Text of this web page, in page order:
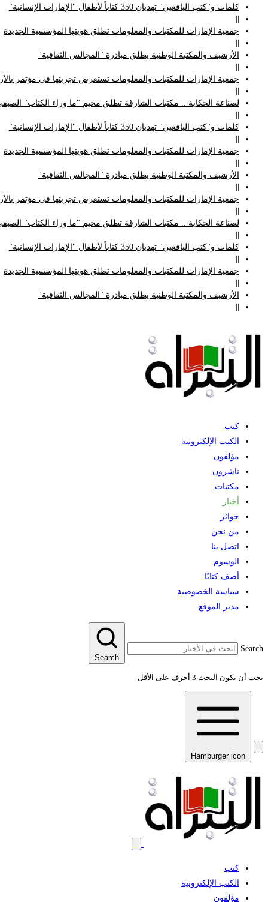
كلمات و"كتب اليافعين" تهديان 350 كتاباً لأطفال "الإمارات الإنسانية"
||
جمعية الإمارات للمكتبات والمعلومات تطلق هويتها المؤسسية الجديدة
||
الأرشيف والمكتبة الوطنية يطلق مبادرة "المجالس الثقافية"
||
جمعية الإمارات للمكتبات والمعلومات تستعرض تجربتها في مؤتمر بالأردن
||
لصناعة الحكاية .. مكتبات الشارقة تطلق مخيم "ما وراء الكتاب" الصيفي
||
كلمات و"كتب اليافعين" تهديان 350 كتاباً لأطفال "الإمارات الإنسانية"
||
جمعية الإمارات للمكتبات والمعلومات تطلق هويتها المؤسسية الجديدة
||
الأرشيف والمكتبة الوطنية يطلق مبادرة "المجالس الثقافية"
||
جمعية الإمارات للمكتبات والمعلومات تستعرض تجربتها في مؤتمر بالأردن
||
لصناعة الحكاية .. مكتبات الشارقة تطلق مخيم "ما وراء الكتاب" الصيفي
||
كلمات و"كتب اليافعين" تهديان 350 كتاباً لأطفال "الإمارات الإنسانية"
||
جمعية الإمارات للمكتبات والمعلومات تطلق هويتها المؤسسية الجديدة
||
الأرشيف والمكتبة الوطنية يطلق مبادرة "المجالس الثقافية"
||
كتب
الكتب الإلكترونية
مؤلفون
ناشرون
مكتبات
أخبار
جوائز
من نحن
اتصل بنا
الوسوم
أضف كتابًا
سياسة الخصوصية
مدير الموقع
Search
أن يكون البحث 3 أحرف على الأقل
Hamburger icon
كتب
الكتب الإلكترونية
مؤلفون